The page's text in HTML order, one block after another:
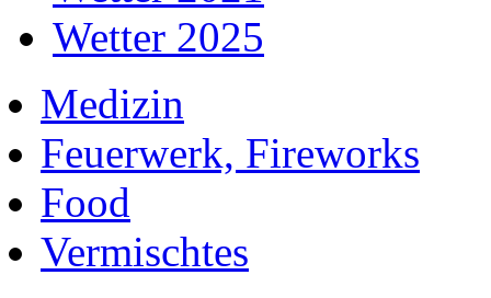
Wetter 2025
Medizin
Feuerwerk, Fireworks
Food
Vermischtes